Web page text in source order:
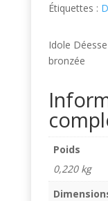
Étiquettes :
Idole
bronzée
Poids
0,220 kg